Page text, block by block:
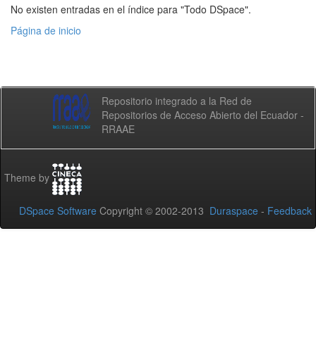
No existen entradas en el índice para "Todo DSpace".
Página de inicio
Repositorio integrado a la Red de
Repositorios de Acceso Abierto del Ecuador -
RRAAE
Theme by
DSpace Software Copyright © 2002-2013 Duraspace - Feedback